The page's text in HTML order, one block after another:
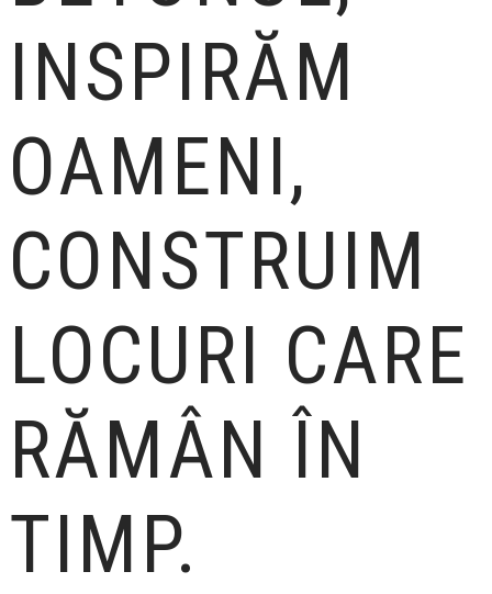
INSPIRĂM
OAMENI,
CONSTRUIM
LOCURI CARE
RĂMÂN ÎN
TIMP.